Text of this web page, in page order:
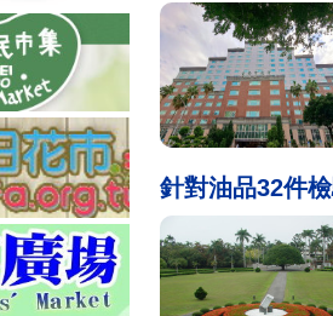
針對油品32件